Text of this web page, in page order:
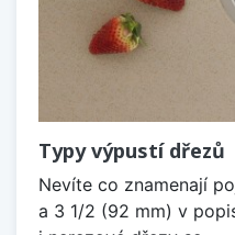
Typy výpustí dřezů
Nevíte co znamenají
a 3 1/2 (92 mm) v